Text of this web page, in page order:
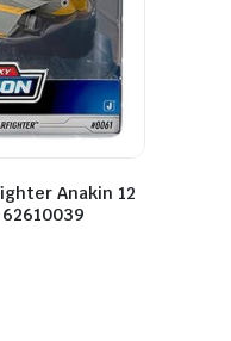
Anakin 12